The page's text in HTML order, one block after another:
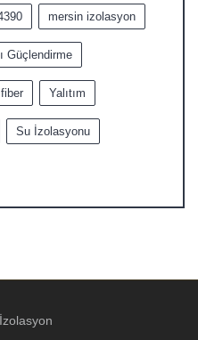
mersin izolasyon
Güçlendirme
Yalıtım
Su İzolasyonu